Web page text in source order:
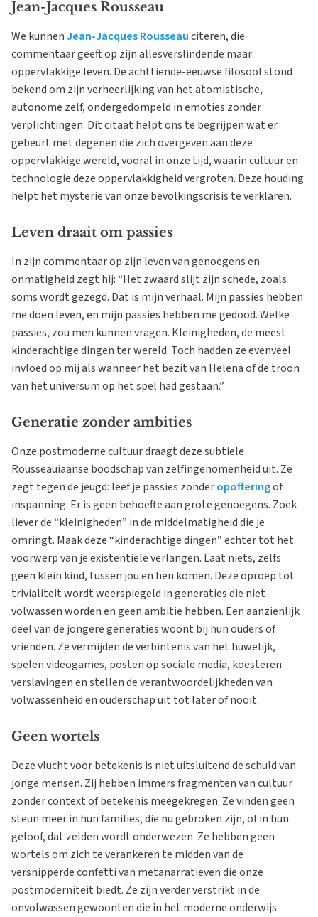
Jean-Jacques Rousseau
We kunnenJean-Jacques Rousseauciteren, die
commentaar geeft op zijn allesverslindende maar
oppervlakkige leven. De achttiende-eeuwse filosoof stond
bekend om zijn verheerlijking van het atomistische,
autonome zelf, ondergedompeld in emoties zonder
verplichtingen. Dit citaat helpt ons te begrijpen wat er
gebeurt met degenen die zich overgeven aan deze
oppervlakkige wereld, vooral in onze tijd, waarin cultuur en
technologie deze oppervlakkigheid vergroten. Deze houding
helpt het mysterie van onze bevolkingscrisis te verklaren.
Leven draait om passies
In zijn commentaar op zijn leven van genoegens en
onmatigheid zegt hij: “Het zwaard slijt zijn schede, zoals
soms wordt gezegd. Dat is mijn verhaal. Mijn passies hebben
me doen leven, en mijn passies hebben me gedood. Welke
passies, zou men kunnen vragen. Kleinigheden, de meest
kinderachtige dingen ter wereld. Toch hadden ze evenveel
invloed op mij als wanneer het bezit van Helena of de troon
van het universum op het spel had gestaan.”
Generatie zonder ambities
Onze postmoderne cultuur draagt deze subtiele
Rousseauiaanse boodschap van zelfingenomenheid uit. Ze
zegt tegen de jeugd: leef je passies zonderopofferingof
inspanning. Er is geen behoefte aan grote genoegens. Zoek
liever de “kleinigheden” in de middelmatigheid die je
omringt. Maak deze “kinderachtige dingen” echter tot het
voorwerp van je existentiële verlangen. Laat niets, zelfs
geen klein kind, tussen jou en hen komen. Deze oproep tot
trivialiteit wordt weerspiegeld in generaties die niet
volwassen worden en geen ambitie hebben. Een aanzienlijk
deel van de jongere generaties woont bij hun ouders of
vrienden. Ze vermijden de verbintenis van het huwelijk,
spelen videogames, posten op sociale media, koesteren
verslavingen en stellen de verantwoordelijkheden van
volwassenheid en ouderschap uit tot later of nooit.
Geen wortels
Deze vlucht voor betekenis is niet uitsluitend de schuld van
jonge mensen. Zij hebben immers fragmenten van cultuur
zonder context of betekenis meegekregen. Ze vinden geen
steun meer in hun families, die nu gebroken zijn, of in hun
geloof, dat zelden wordt onderwezen. Ze hebben geen
wortels om zich te verankeren te midden van de
versnipperde confetti van metanarratieven die onze
postmoderniteit biedt. Ze zijn verder verstrikt in de
onvolwassen gewoonten die in het moderne onderwijs